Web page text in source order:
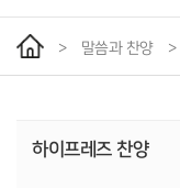
> 말씀과 찬양 >
하이프레즈 찬양